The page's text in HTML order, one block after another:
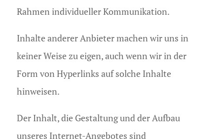
Rahmen individueller Kommunikation.
Inhalte anderer Anbieter machen wir uns in
keiner Weise zu eigen, auch wenn wir in der
Form von Hyperlinks auf solche Inhalte
hinweisen.
Der Inhalt, die Gestaltung und der Aufbau
unseres Internet-Angebotes sind